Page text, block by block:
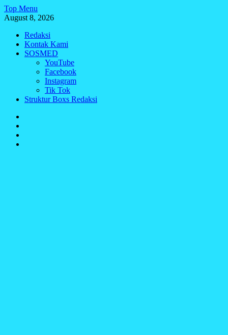
Skip
to
Top Menu
August 8, 2026
Redaksi
Kontak Kami
SOSMED
YouTube
Facebook
Instagram
Tik Tok
Struktur Boxs Redaksi